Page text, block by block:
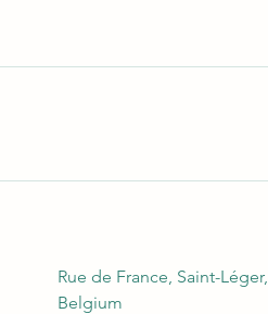
Rue de France, Saint-Léger,
Belgium